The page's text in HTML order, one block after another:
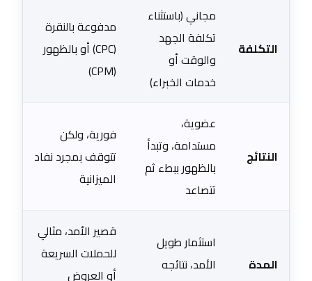
التكلفة
مجاني (باستثناء
تكلفة الجهد
والوقت أو
خدمات الخبراء)
مدفوعة بالنقرة
(CPC) أو بالظهور
(CPM)
النتائج
عضوية،
مستدامة، وتبدأ
بالظهور ببطء ثم
تتصاعد
فورية، ولكن
تتوقف بمجرد نفاد
الميزانية
المدة
استثمار طويل
الأمد، نتائجه
قصير الأمد، مثالي
للحملات السريعة
أو العروض